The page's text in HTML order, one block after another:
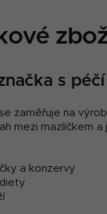
s
zaměřuje na
mezi mazlíčkem
a konzervy